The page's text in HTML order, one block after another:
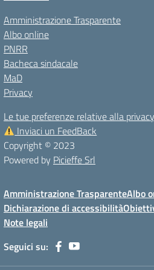
Amministrazione Trasparente
Albo online
PNRR
Bacheca sindacale
MaD
Privacy
Le tue preferenze relative alla privacy
Inviaci un FeedBack
Copyright © 2023
Powered by Picieffe Srl
Amministrazione TrasparenteAlbo
Dichiarazione di accessibilità
Note legali
Seguici su: